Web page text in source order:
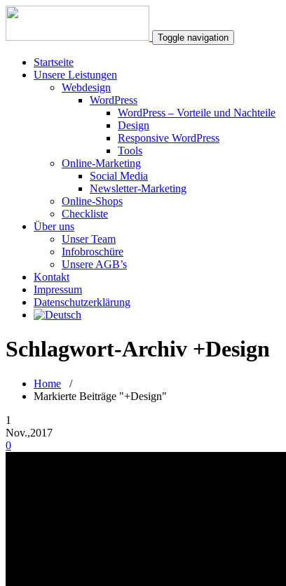
Toggle navigation
Startseite
Unsere Leistungen
Webdesign
WordPress
WordPress – Vorteile und Nachteile
Design
Responsive WordPress
Tools
Online-Marketing
Social Media
Newsletter-Marketing
Online-Shops
Checkliste
Über uns
Unser Team
Infobroschüre
Unsere AGB’s
Kontakt
Impressum
Datenschutzerklärung
Schlagwort-Archiv +Design
Home /
Markierte Beiträge "+Design"
1
Nov.,2017
0